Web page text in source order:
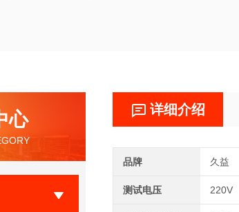
心 详细介绍
品牌 久益
测试电压 220V